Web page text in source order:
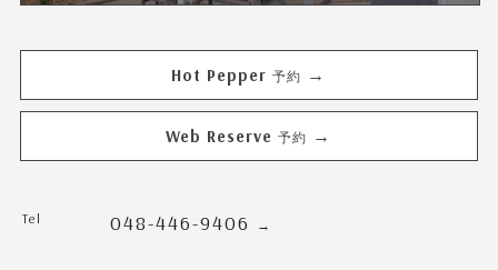
Hot Pepper 予約 →
Web Reserve 予約 →
Tel 048-446-9406 →